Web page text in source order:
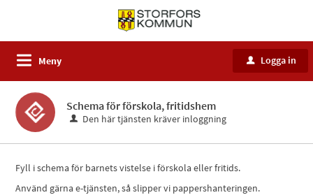
Meny u Logga in
Schema för förskola, fritidshem
Den här tjänsten kräver inloggning
Fyll i schema för barnets vistelse i förskola eller fritids.
Använd gärna e-tjänsten, så slipper vi pappershanteringen.